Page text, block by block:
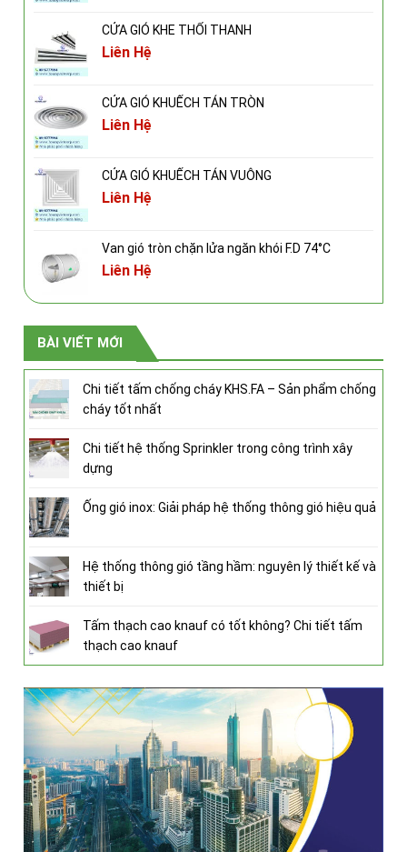
CỬA GIÓ KHE THỔI THANH
Liên Hệ
CỬA GIÓ KHUẾCH TÁN TRÒN
Liên Hệ
CỬA GIÓ KHUẾCH TÁN VUÔNG
Liên Hệ
Van gió tròn chặn lửa ngăn khói F.D 74°C
Liên Hệ
BÀI VIẾT MỚI
Chi tiết tấm chống cháy KHS.FA – Sản phẩm chống
cháy tốt nhất
Chi tiết hệ thống Sprinkler trong công trình xây
dựng
Ống gió inox: Giải pháp hệ thống thông gió hiệu quả
Hệ thống thông gió tầng hầm: nguyên lý thiết kế và
thiết bị
Tấm thạch cao knauf có tốt không? Chi tiết tấm
thạch cao knauf